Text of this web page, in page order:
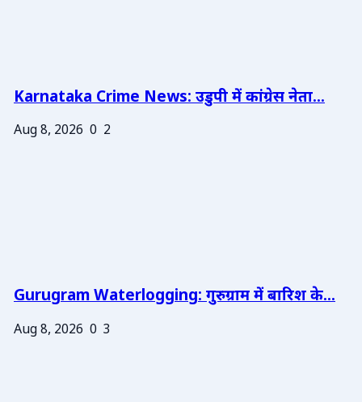
Karnataka Crime News: उडुपी में कांग्रेस नेता...
Aug 8, 2026 0 2
Gurugram Waterlogging: गुरुग्राम में बारिश के...
Aug 8, 2026 0 3